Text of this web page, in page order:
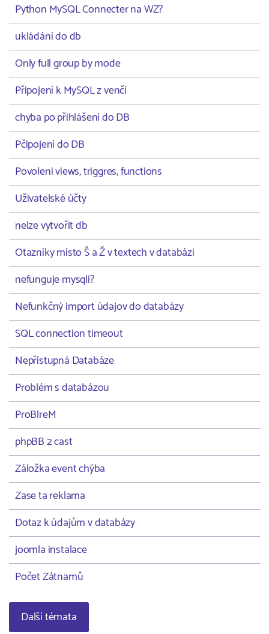
Python MySQL Connecter na WZ?
ukládání do db
Only full group by mode
Připojení k MySQL z venčí
chyba po přihlášení do DB
Pčipojení do DB
Povoleni views, triggres, functions
Uživatelské účty
nelze vytvořit db
Otazníky místo Š a Ž v textech v databázi
nefunguje mysqli?
Nefunkčný import údajov do databázy
SQL connection timeout
Nepřístupná Databáze
Problém s databázou
ProBlreM
phpBB 2 cast
Záložka event chýba
Zase ta reklama
Dotaz k údajům v databázy
joomla instalace
Počet Zátnamů
Další témata